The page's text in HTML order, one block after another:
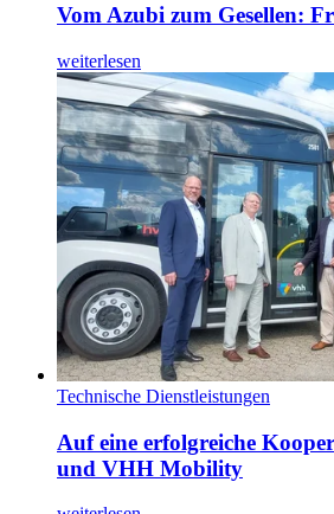
Vom Azubi zum Gesellen:
weiterlesen
Technische Dienstleistungen
Auf eine erfolgreiche
und VHH Mobility